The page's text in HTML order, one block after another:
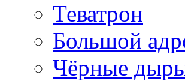
Теватрон
Большой
Чёрные